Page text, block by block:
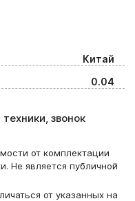
Китай
0.04
звонок
от комплектации
Не является публичной
от указанных на